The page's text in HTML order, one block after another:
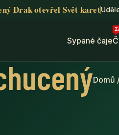
Drak otevřel Svět karet
Sypané čaje
Domů